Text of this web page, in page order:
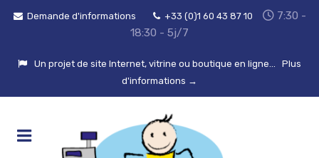
Demande d'informations +33 (0)1 60 43 87 10
7:30 -
18:30 - 5j/7
Un projet de site Internet, vitrine ou boutique en ligne... Plus
d'informations →